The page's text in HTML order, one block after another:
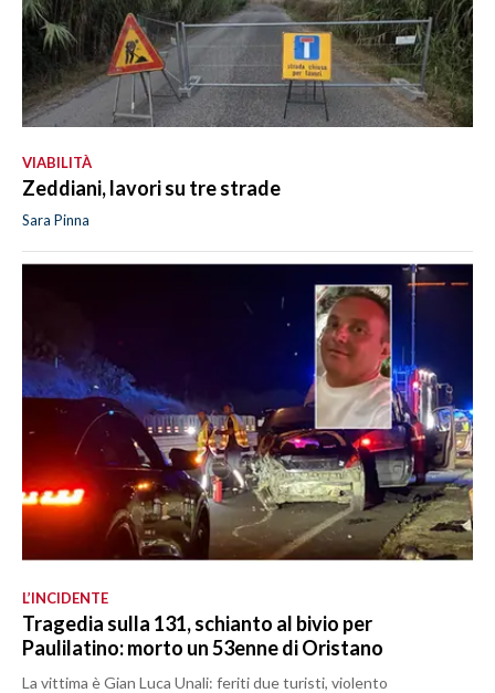
VIABILITÀ
Zeddiani, lavori su tre strade
Sara Pinna
L’INCIDENTE
Tragedia sulla 131, schianto al bivio per
Paulilatino: morto un 53enne di Oristano
La vittima è Gian Luca Unali: feriti due turisti, violento